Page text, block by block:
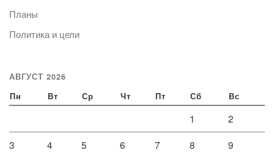
Планы
Политика и цели
АВГУСТ 2026
Пн Вт Ср Чт Пт Сб Вс
1 2
3 4 5 6 7 8 9